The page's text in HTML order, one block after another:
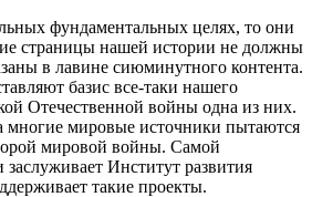
фундаментальных целях, то они
страницы нашей истории не должны
в лавине сиюминутного контента.
базис все-таки нашего
Отечественной войны одна из них.
многие мировые источники пытаются
мировой войны. Самой
Институт развития
такие проекты.